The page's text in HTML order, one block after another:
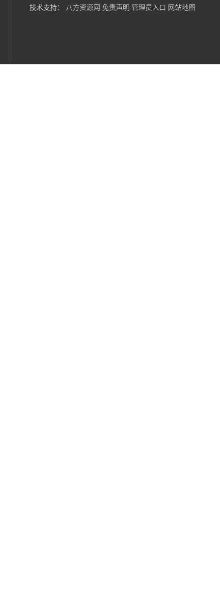
技术支持： 八方资源网 免责声明 管理员入口 网站地图